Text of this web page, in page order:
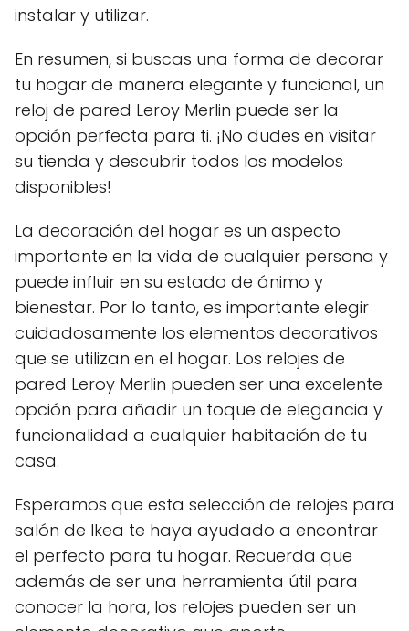
instalar y utilizar.
En resumen, si buscas una forma de decorar
tu hogar de manera elegante y funcional, un
reloj de pared Leroy Merlin puede ser la
opción perfecta para ti. ¡No dudes en visitar
su tienda y descubrir todos los modelos
disponibles!
La decoración del hogar es un aspecto
importante en la vida de cualquier persona y
puede influir en su estado de ánimo y
bienestar. Por lo tanto, es importante elegir
cuidadosamente los elementos decorativos
que se utilizan en el hogar. Los relojes de
pared Leroy Merlin pueden ser una excelente
opción para añadir un toque de elegancia y
funcionalidad a cualquier habitación de tu
casa.
Esperamos que esta selección de relojes para
salón de Ikea te haya ayudado a encontrar
el perfecto para tu hogar. Recuerda que
además de ser una herramienta útil para
conocer la hora, los relojes pueden ser un